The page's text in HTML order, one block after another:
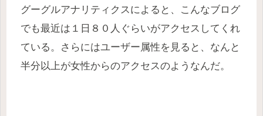
グーグルアナリティクスによると、こんなブログ
でも最近は１日８０人ぐらいがアクセスしてくれ
ている。さらにはユーザー属性を見ると、なんと
半分以上が女性からのアクセスのようなんだ。